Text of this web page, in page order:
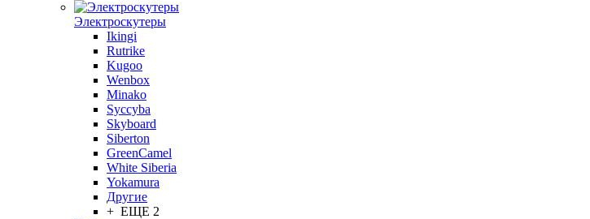
Электроскутеры
Ikingi
Rutrike
Kugoo
Wenbox
Minako
Syccyba
Skyboard
Siberton
GreenCamel
White Siberia
Yokamura
Другие
+ ЕЩЕ 2